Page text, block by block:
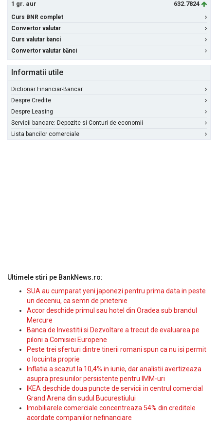
1 gr. aur 632.7824
Curs BNR complet
Convertor valutar
Curs valutar banci
Convertor valutar bănci
Informatii utile
Dictionar Financiar-Bancar
Despre Credite
Despre Leasing
Servicii bancare: Depozite si Conturi de economii
Lista bancilor comerciale
Ultimele stiri pe BankNews.ro:
SUA au cumparat yeni japonezi pentru prima data in peste
un deceniu, ca semn de prietenie
Accor deschide primul sau hotel din Oradea sub brandul
Mercure
Banca de Investitii si Dezvoltare a trecut de evaluarea pe
piloni a Comisiei Europene
Peste trei sferturi dintre tinerii romani spun ca nu isi permit
o locuinta proprie
Inflatia a scazut la 10,4% in iunie, dar analistii avertizeaza
asupra presiunilor persistente pentru IMM-uri
IKEA deschide doua puncte de servicii in centrul comercial
Grand Arena din sudul Bucurestiului
Imobiliarele comerciale concentreaza 54% din creditele
acordate companiilor nefinanciare